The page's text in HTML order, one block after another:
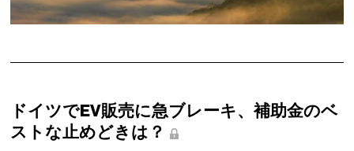
ドイツでEV販売に急ブレーキ、補助金のベ
ストな止めどきは？